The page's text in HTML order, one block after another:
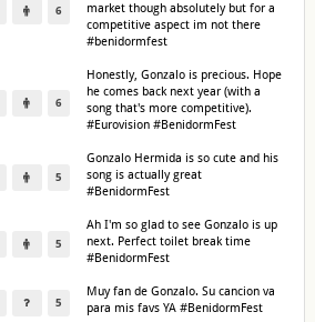
6
market though absolutely but for a
competitive aspect im not there
#benidormfest
6
Honestly, Gonzalo is precious. Hope
he comes back next year (with a
song that's more competitive).
#Eurovision #BenidormFest
5
Gonzalo Hermida is so cute and his
song is actually great
#BenidormFest
5
Ah I'm so glad to see Gonzalo is up
next. Perfect toilet break time
#BenidormFest
5
Muy fan de Gonzalo. Su cancion va
para mis favs YA #BenidormFest